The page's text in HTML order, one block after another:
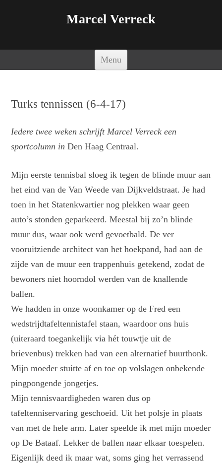
Marcel Verreck
Menu
Turks tennissen (6-4-17)
Iedere twee weken schrijft Marcel Verreck een
sportcolumn in Den Haag Centraal.
Mijn eerste tennisbal sloeg ik tegen de blinde muur aan
het eind van de Van Weede van Dijkveldstraat. Je had
toen in het Statenkwartier nog plekken waar geen
auto’s stonden geparkeerd. Meestal bij zo’n blinde
muur dus, waar ook werd gevoetbald. De ver
vooruitziende architect van het hoekpand, had aan de
zijde van de muur een trappenhuis getekend, zodat de
bewoners niet hoorndol werden van de knallende
ballen.
We hadden in onze woonkamer op de Fred een
wedstrijdtafeltennistafel staan, waardoor ons huis
(uiteraard toegankelijk via hét touwtje uit de
brievenbus) trekken had van een alternatief buurthonk.
Mijn moeder stuitte af en toe op volslagen onbekende
pingpongende jongetjes.
Mijn tennisvaardigheden waren dus op
tafeltenniservaring geschoeid. Uit het polsje in plaats
van met de hele arm. Later speelde ik met mijn moeder
op De Bataaf. Lekker de ballen naar elkaar toespelen.
Eigenlijk deed ik maar wat, soms ging het verrassend